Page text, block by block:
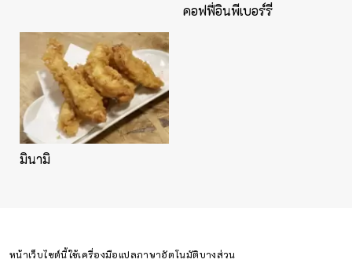
คอฟฟี่อินพีเบอร์รี่
มินามิ
หน้าเว็บไซต์นี้ใช้เครื่องมือแปลภาษาอัตโนมัติบางส่วน